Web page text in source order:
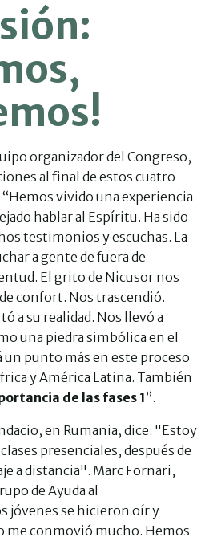
organizador del Congreso,
al final de estos cuatro
vivido una experiencia
hablar al Espíritu. Ha sido
testimonios y escuchas. La
a gente de fuera de
El grito de Nicusor nos
confort. Nos trascendió.
a su realidad. Nos llevó a
una piedra simbólica en el
un punto más en este proceso
y América Latina. También
de las fases 1”.
en Rumania, dice: "Estoy
presenciales, después de
a distancia". Marc Fornari,
de Ayuda al
jóvenes se hicieron oír y
me conmovió mucho. Hemos